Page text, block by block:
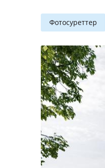
Фотосуреттер